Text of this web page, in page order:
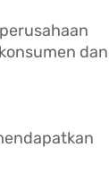
dan